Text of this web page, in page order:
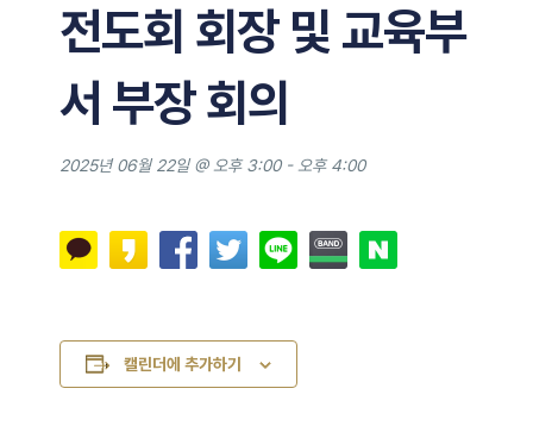
전도회 회장 및 교육부
서 부장 회의
2025년 06월 22일 @ 오후 3:00- 오후 4:00
캘린더에 추가하기